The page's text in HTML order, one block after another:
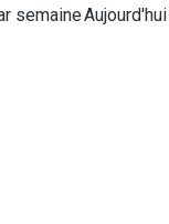
semaineAujourd'hui